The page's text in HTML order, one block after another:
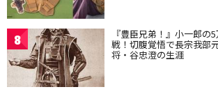
8 『豊臣兄弟！』小一郎の
戦！切腹覚悟で長宗我部
将・谷忠澄の生涯